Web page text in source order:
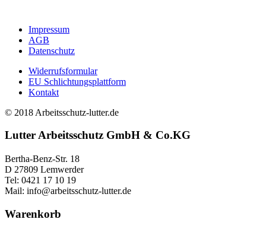
Impressum
AGB
Datenschutz
Widerrufsformular
EU Schlichtungsplattform
Kontakt
© 2018 Arbeitsschutz-lutter.de
Lutter Arbeitsschutz GmbH & Co.KG
Bertha-Benz-Str. 18
D 27809 Lemwerder
Tel: 0421 17 10 19
Mail: info@arbeitsschutz-lutter.de
Warenkorb